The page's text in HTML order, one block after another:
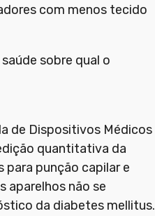
com menos tecido
sobre qual o
de Dispositivos Médicos
quantitativa da
para punção capilar e
aparelhos não se
da diabetes mellitus.